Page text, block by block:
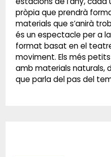
pròpia que prendrà
materials que s’anirà
és un espectacle per a
format basat en el
moviment. Els més
amb materials naturals,
que parla del pas del